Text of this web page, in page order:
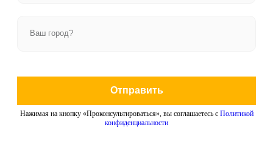
Отправить
Нажимая на кнопку «Проконсультироваться», вы соглашаетесь с Политикой
конфиденциальности